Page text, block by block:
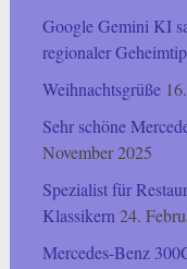
Google Gemini KI
regionaler
Weihnachtsgrüße
Sehr schöne
November 2025
Spezialist für
Klassikern24.
Mercedes-Benz